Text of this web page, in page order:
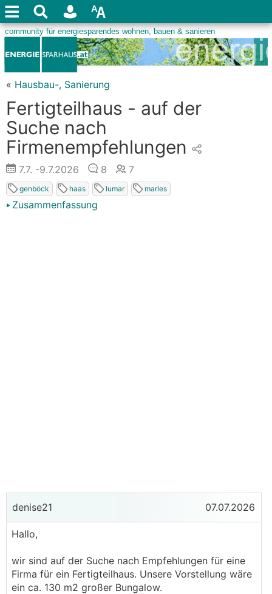
« Hausbau-, Sanierung
Fertigteilhaus - auf der
Suche nach
Firmenempfehlungen
7.7. -9.7.2026 8 7
genböck haas lumar marles
Zusammenfassung
denise21 07.07.2026
Hallo,
wir sind auf der Suche nach Empfehlungen für eine
Firma für ein Fertigteilhaus. Unsere Vorstellung wäre
ein ca. 130 m2 großer Bungalow.